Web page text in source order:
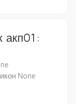
акп01:
None